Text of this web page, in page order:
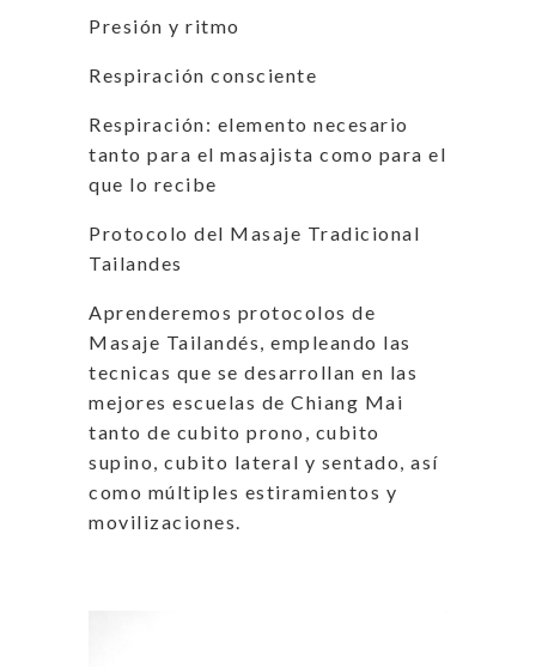
Presión y ritmo
Respiración consciente
Respiración: elemento necesario
tanto para el masajista como para el
que lo recibe
Protocolo del Masaje Tradicional
Tailandes
Aprenderemos protocolos de
Masaje Tailandés, empleando las
tecnicas que se desarrollan en las
mejores escuelas de Chiang Mai
tanto de cubito prono, cubito
supino, cubito lateral y sentado, así
como múltiples estiramientos y
movilizaciones.